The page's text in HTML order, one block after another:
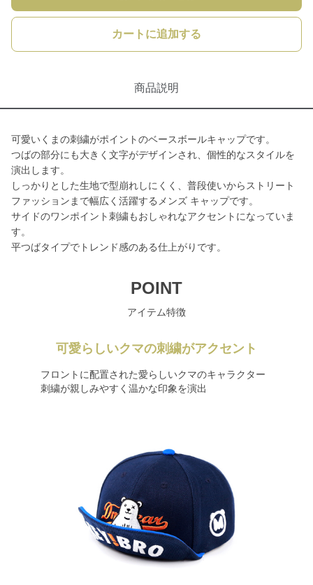
カートに追加する
商品説明
可愛いくまの刺繍がポイントのベースボールキャップです。
つばの部分にも大きく文字がデザインされ、個性的なスタイルを
演出します。
しっかりとした生地で型崩れしにくく、普段使いからストリート
ファッションまで幅広く活躍するメンズ キャップです。
サイドのワンポイント刺繍もおしゃれなアクセントになっていま
す。
平つばタイプでトレンド感のある仕上がりです。
POINT
アイテム特徴
可愛らしいクマの刺繍がアクセント
フロントに配置された愛らしいクマのキャラクター
刺繍が親しみやすく温かな印象を演出